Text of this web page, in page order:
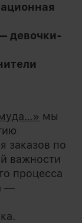
девочки-
мы
заказов по
важности
процесса
—